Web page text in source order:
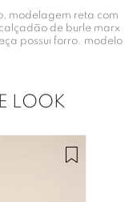
modelagem reta com
de burle marx
possui forro. modelo
LOOK